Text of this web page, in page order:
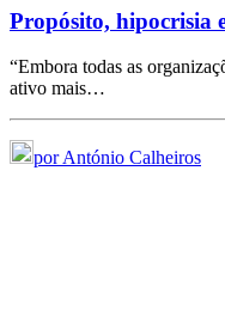
Propósito, hipocrisia
“Embora todas as
ativo mais…
por António Calheiros